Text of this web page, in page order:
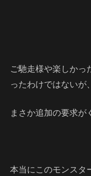
ご馳走様や楽しかっ
ったわけではないが、
まさか追加の要求が
本当にこのモンスタ